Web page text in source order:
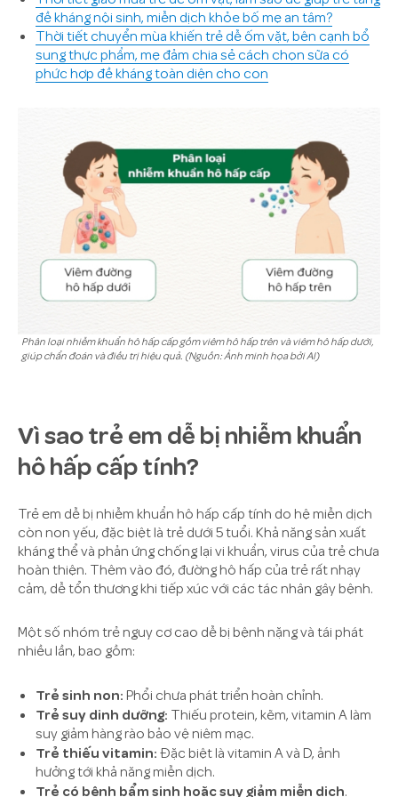
đề kháng nội sinh, miễn dịch khỏe bố mẹ an tâm?
Thời tiết chuyển mùa khiến trẻ dễ ốm vặt, bên cạnh bổ
sung thực phẩm, mẹ đảm chia sẻ cách chọn sữa có
phức hợp đề kháng toàn diện cho con
Phân loại nhiễm khuẩn hô hấp cấp gồm viêm hô hấp trên và viêm hô hấp dưới,
giúp chẩn đoán và điều trị hiệu quả. (Nguồn: Ảnh minh họa bởi AI)
Vì sao trẻ em dễ bị nhiễm khuẩn
hô hấp cấp tính?
Trẻ em dễ bị nhiễm khuẩn hô hấp cấp tính do hệ miễn dịch
còn non yếu, đặc biệt là trẻ dưới 5 tuổi. Khả năng sản xuất
kháng thể và phản ứng chống lại vi khuẩn, virus của trẻ chưa
hoàn thiện. Thêm vào đó, đường hô hấp của trẻ rất nhạy
cảm, dễ tổn thương khi tiếp xúc với các tác nhân gây bệnh.
Một số nhóm trẻ nguy cơ cao dễ bị bệnh nặng và tái phát
nhiều lần, bao gồm:
Trẻ sinh non: Phổi chưa phát triển hoàn chỉnh.
Trẻ suy dinh dưỡng: Thiếu protein, kẽm, vitamin A làm
suy giảm hàng rào bảo vệ niêm mạc.
Trẻ thiếu vitamin: Đặc biệt là vitamin A và D, ảnh
hưởng tới khả năng miễn dịch.
Trẻ có bệnh bẩm sinh hoặc suy giảm miễn dịch.